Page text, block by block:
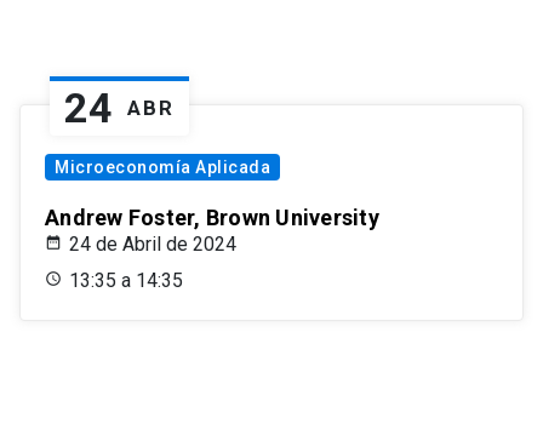
24 ABR
Microeconomía Aplicada
Andrew Foster, Brown University
24 de Abril de 2024
13:35 a 14:35